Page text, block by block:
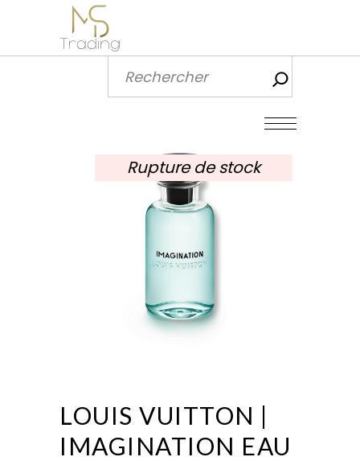
Rupture de stock
LOUIS VUITTON |
IMAGINATION EAU